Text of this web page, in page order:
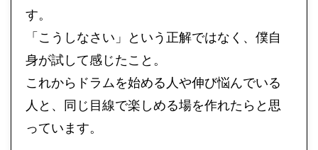
す。
「こうしなさい」という正解ではなく、僕自
身が試して感じたこと。
これからドラムを始める人や伸び悩んでいる
人と、同じ目線で楽しめる場を作れたらと思
っています。